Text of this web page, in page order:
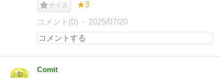
ナイス ★3
コメント(0) 2025/07/20
Comit